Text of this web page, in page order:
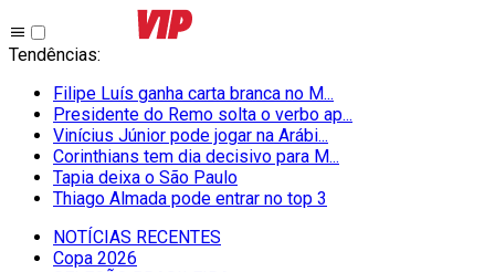
Tendências:
Filipe Luís ganha carta branca no M...
Presidente do Remo solta o verbo ap...
Vinícius Júnior pode jogar na Arábi...
Corinthians tem dia decisivo para M...
Tapia deixa o São Paulo
Thiago Almada pode entrar no top 3
NOTÍCIAS RECENTES
Copa 2026